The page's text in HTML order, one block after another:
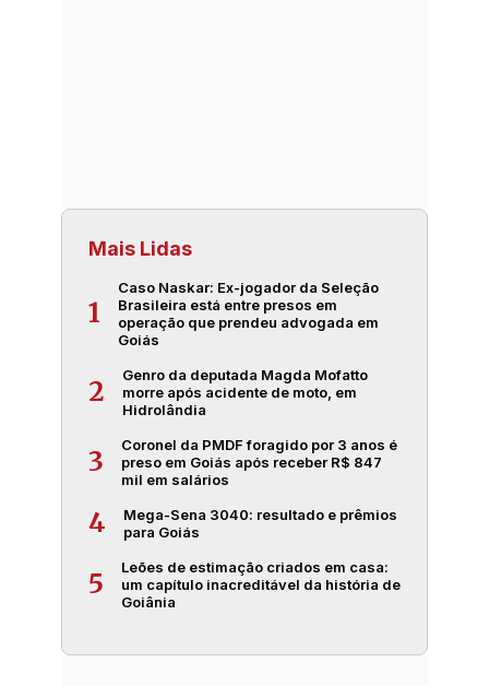
Mais Lidas
1
Caso Naskar: Ex-jogador da Seleção
Brasileira está entre presos em
operação que prendeu advogada em
Goiás
2
Genro da deputada Magda Mofatto
morre após acidente de moto, em
Hidrolândia
3
Coronel da PMDF foragido por 3 anos é
preso em Goiás após receber R$ 847
mil em salários
4
Mega-Sena 3040: resultado e prêmios
para Goiás
5
Leões de estimação criados em casa:
um capítulo inacreditável da história de
Goiânia